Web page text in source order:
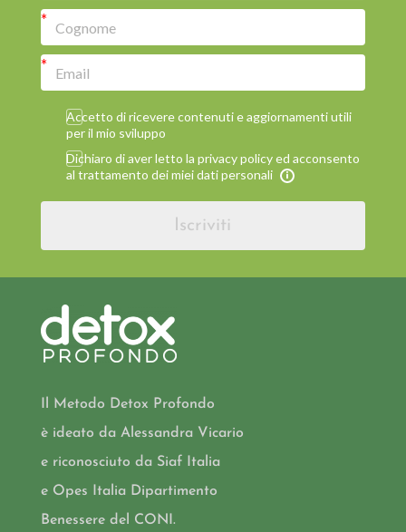
Accetto di ricevere contenuti e aggiornamenti utili
per il mio sviluppo
Dichiaro di aver letto la privacy policy ed acconsento
al trattamento dei miei dati personali
Iscriviti
Il Metodo Detox Profondo
è ideato da Alessandra Vicario
e riconosciuto da Siaf Italia
e Opes Italia Dipartimento
Benessere del CONI.